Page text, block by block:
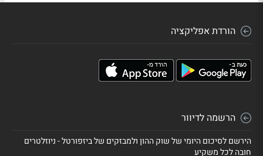
הורדת אפליקציה
הרשמה לדיוור
הירשם לסיכום היומי של שוק ההון ולמבזקים של ביזפורטל - ניוזלטרים
חובה לכל משקיע